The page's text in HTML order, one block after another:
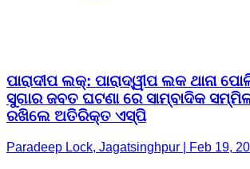
ପାରାଦୀପ ଲକ୍: ପାରାଦ୍ୱୀପ ଲକ ଥାନା
ସୁଗାର ଜବତ ଘଟଣା ରେ ସାମ୍ବାଦିକ
ରଖିଲେ ଅତିରିକ୍ତ ଏସ୍ପି
Paradeep Lock, Jagatsinghpur | Feb 19,